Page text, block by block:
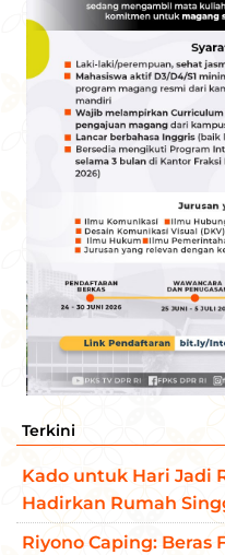
Terkini
Kado untuk Hari Jadi
Hadirkan Rumah
Riyono Caping: Beras